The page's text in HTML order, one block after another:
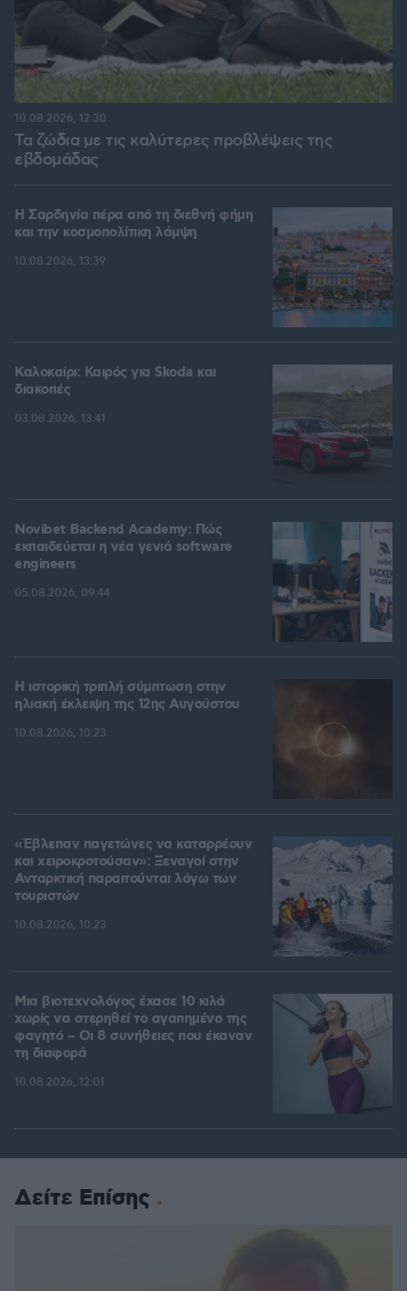
Τα ζώδια με τις καλύτερες προβλέψεις της
εβδομάδας
10.08.2026, 12:30
Η Σαρδηνία πέρα από τη διεθνή φήμη
και την κοσμοπολίτικη λάμψη
10.08.2026, 13:39
Καλοκαίρι: Καιρός για Skoda και
διακοπές
03.08.2026, 13:41
Novibet Backend Academy: Πώς
εκπαιδεύεται η νέα γενιά software
engineers
05.08.2026, 09:44
Η ιστορική τριπλή σύμπτωση στην
ηλιακή έκλειψη της 12ης Αυγούστου
10.08.2026, 10:23
«Έβλεπαν παγετώνες να καταρρέουν
και χειροκροτούσαν»: Ξεναγοί στην
Ανταρκτική παραιτούνται λόγω των
τουριστών
10.08.2026, 10:23
Μια βιοτεχνολόγος έχασε 10 κιλά
χωρίς να στερηθεί το αγαπημένο της
φαγητό – Οι 8 συνήθειες που έκαναν
τη διαφορά
10.08.2026, 12:01
Δείτε Επίσης